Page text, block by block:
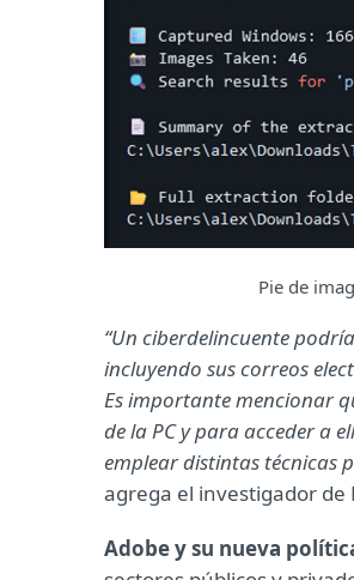
Pie de
“Un ciberdelincuente
incluyendo sus correos
Es importante mencionar
de la PC y para acceder a
emplear distintas técnicas
agrega el investigador de
Adobe y su nueva